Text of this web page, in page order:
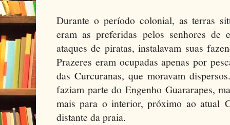
Durante o período colonial, as terras
eram as preferidas pelos senhores de
ataques de piratas, instalavam suas
Prazeres eram ocupadas apenas por
das Curcuranas, que moravam
faziam parte do Engenho Guararapes,
mais para o interior, próximo ao atual
distante da praia.